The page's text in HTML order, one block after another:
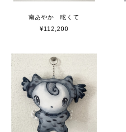
南あやか 眩くて
¥112,200